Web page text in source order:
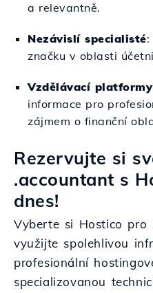
a relevantně.
Nezávislí specialisté
značku v oblasti
Vzdělávací platformy
informace pro
zájmem o finanční
Rezervujte si
.accountant s
dnes!
Vyberte si Hostico pro
využijte spolehlivou
profesionální
specializovanou